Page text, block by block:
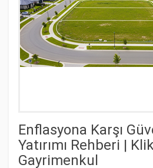
Enflasyona Karşı
Yatırımı Rehberi |
Gayrimenkul